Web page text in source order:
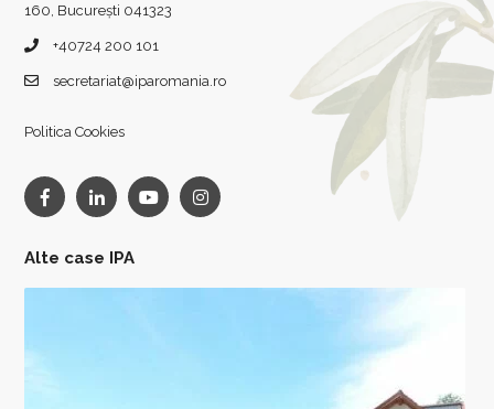
160, București 041323
+40724 200 101
secretariat@iparomania.ro
Politica Cookies
Alte case IPA